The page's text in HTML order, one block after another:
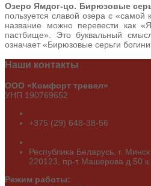
Озеро Ямдог-цо. Бирюзовые
пользуется славой озера с
название можно перевести как
пастбище». Это буквальный
означает «Бирюзовые серьги
Наши контакты
ООО «Комфорт тревел»
УНП 190769652
+375 (29) 648-38-56
Республика Беларусь, г. Минск
220123, пр-т Машерова д.50
Режим работы: